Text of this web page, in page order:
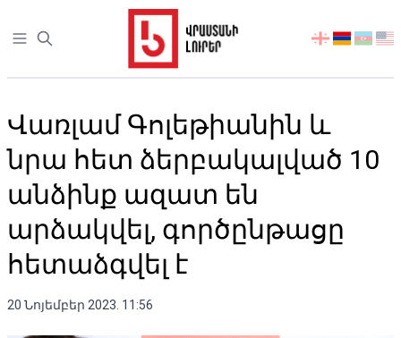
Open sidebar
აირჩიეთ
Վառլամ Գոլեթիանին և
նրա հետ ձերբակալված 10
անձինք ազատ են
արձակվել, գործընթացը
հետաձգվել է
20 Նոյեմբեր 2023. 11:56